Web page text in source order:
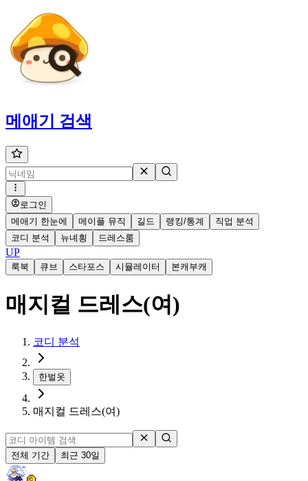
메애기 검색
로그인
메애기 한눈에
메이플 뮤직 길드 랭킹/통계
직업 분석
코디 분석
뉴녜힁 드레스룸
UP
룩북 큐브 스타포스 시뮬레이터 본캐부캐
매지컬 드레스(여)
코디 분석
한벌옷
매지컬 드레스(여)
전체 기간 최근 30일